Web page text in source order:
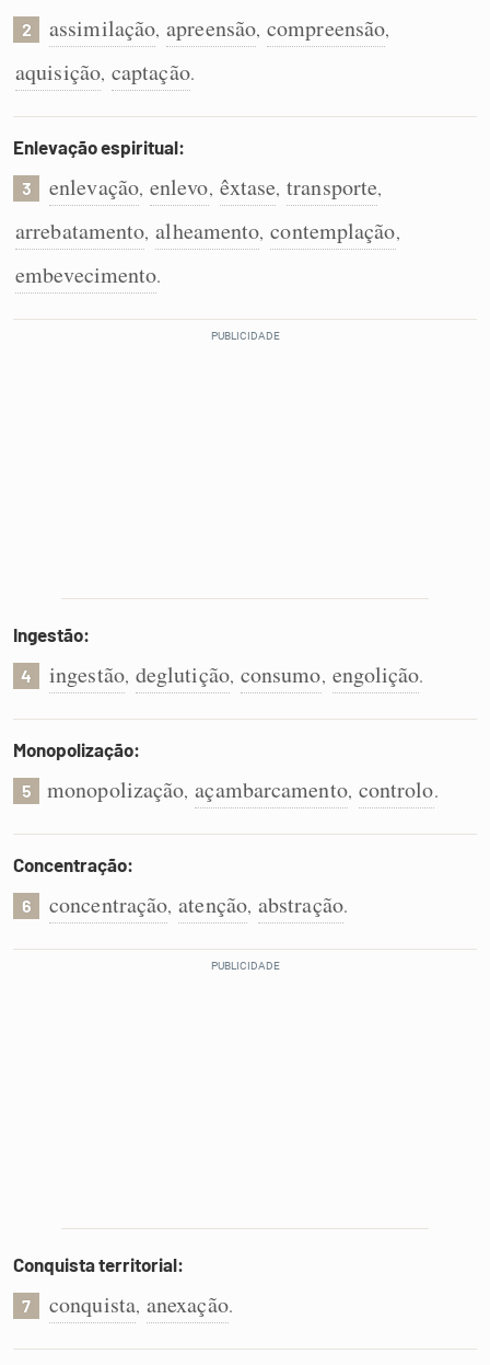
Caça-palavras
Dicionário
Sinônimos
2 assimilação, apreensão, compreensão,
aquisição, captação.
Enlevação espiritual:
3 enlevação, enlevo, êxtase, transporte,
arrebatamento, alheamento, contemplação,
embevecimento.
Ingestão:
4 ingestão, deglutição, consumo, engolição.
Monopolização:
5 monopolização, açambarcamento, controlo.
Concentração:
6 concentração, atenção, abstração.
Conquista territorial:
7 conquista, anexação.